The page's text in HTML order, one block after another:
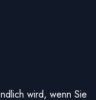
wird, wenn Sie